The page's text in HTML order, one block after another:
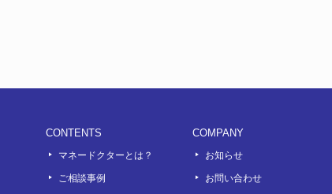
CONTENTS
マネードクターとは？
ご相談事例
COMPANY
お知らせ
お問い合わせ